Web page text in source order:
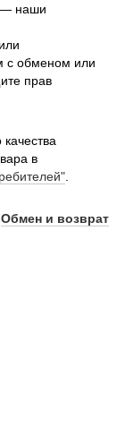
— наши
с обменом или
прав
в
Обмен и возврат